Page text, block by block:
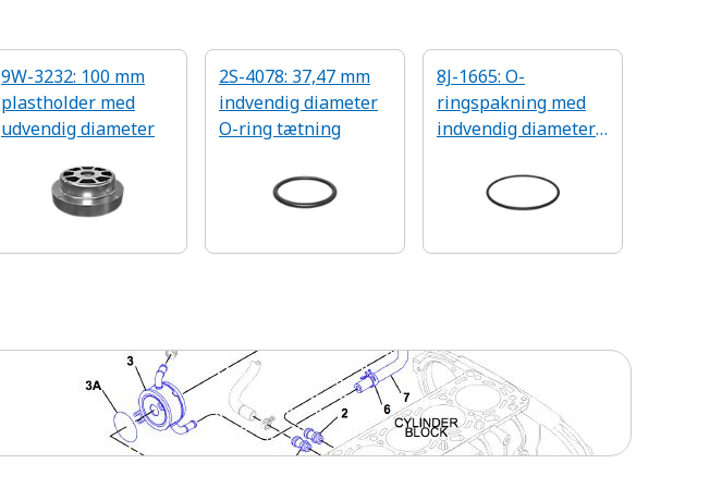
9W-3232: 100 mm
plastholder med
udvendig diameter
2S-4078: 37,47 mm
indvendig diameter
O-ring tætning
8J-1665: O-
ringspakning med
indvendig diameter